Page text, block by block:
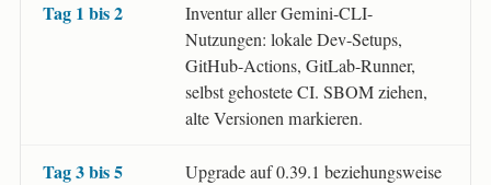
Tag 1 bis 2
Inventur aller Gemini-CLI-
Nutzungen: lokale Dev-Setups,
GitHub-Actions, GitLab-Runner,
selbst gehostete CI. SBOM ziehen,
alte Versionen markieren.
Tag 3 bis 5
Upgrade auf 0.39.1 beziehungsweise